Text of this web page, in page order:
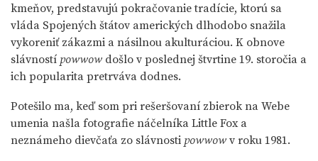
kmeňov, predstavujú pokračovanie tradície, ktorú sa
vláda Spojených štátov amerických dlhodobo snažila
vykoreniť zákazmi a násilnou akulturáciou. K obnove
slávností powwow došlo v poslednej štvrtine 19. storočia a
ich popularita pretrváva dodnes.
Potešilo ma, keď som pri rešeršovaní zbierok na Webe
umenia našla fotografie náčelníka Little Fox a
neznámeho dievčaťa zo slávnosti powwow v roku 1981.